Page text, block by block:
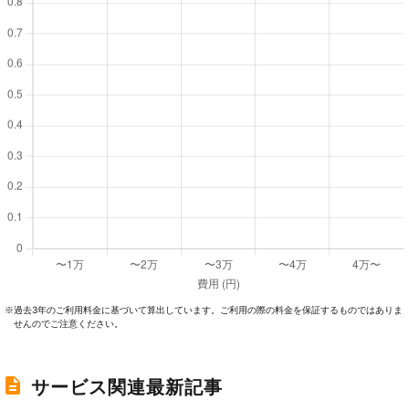
※過去3年のご利⽤料⾦に基づいて算出しています。ご利⽤の際の料⾦を保証するものではありま
せんのでご注意ください。
サービス関連最新記事